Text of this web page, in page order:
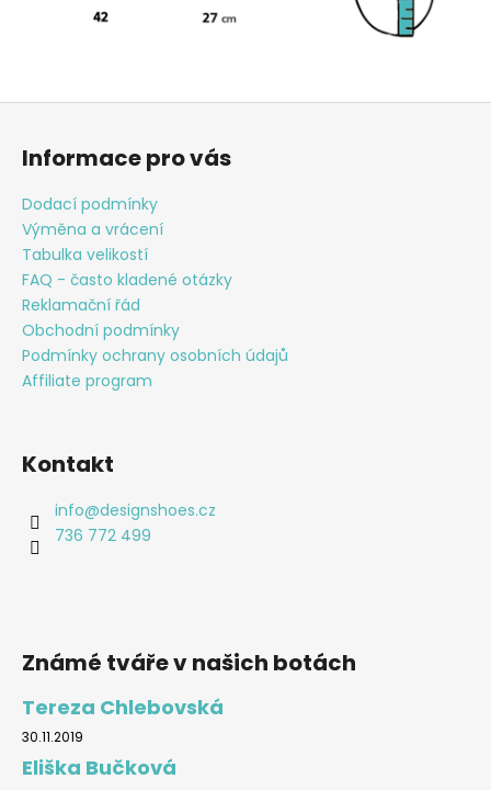
Informace pro vás
Dodací podmínky
Výměna a vrácení
Tabulka velikostí
FAQ - často kladené otázky
Reklamační řád
Obchodní podmínky
Podmínky ochrany osobních údajů
Affiliate program
Kontakt
info@designshoes.cz
736 772 499
Známé tváře v našich botách
Tereza Chlebovská
30.11.2019
Eliška Bučková